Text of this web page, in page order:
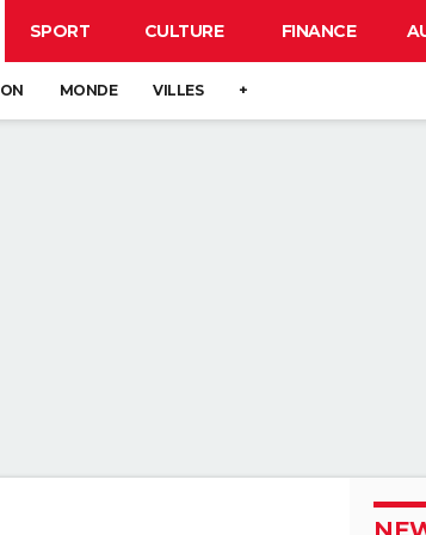
SPORT CULTURE FINANCE
MONDE VILLES +